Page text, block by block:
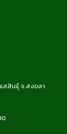
สสินธุ์ จ.สงขลา